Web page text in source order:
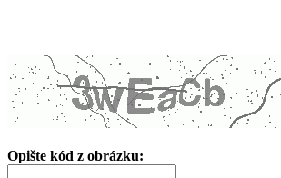
Opište kód z obrázku: